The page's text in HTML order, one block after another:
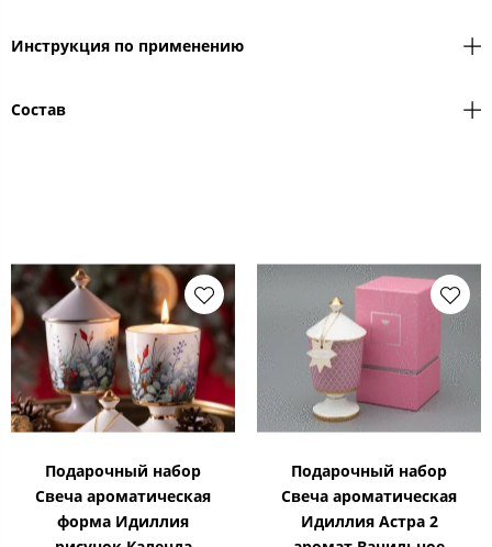
Инструкция по применению
Состав
Подарочный набор
Свеча ароматическая
форма Идиллия
Подарочный набор
Свеча ароматическая
Идиллия Астра 2